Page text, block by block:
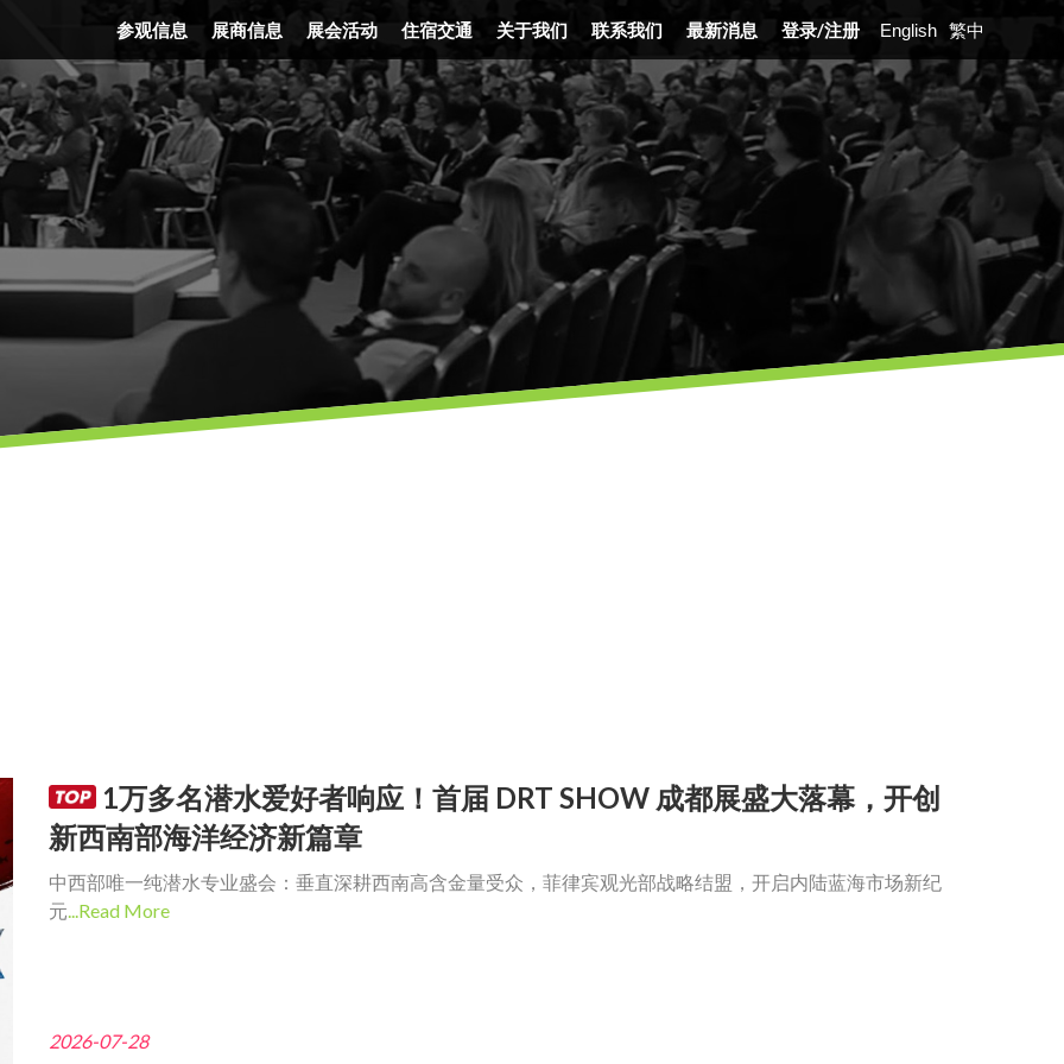
参观信息
门票信息
时间地点
交通信息
展商信息
展会平面图
FAQ
报名参展
展会优势
展会活动
精彩活动
展会讲者
节目表
住宿交通
住宿信息
交通信息
关于我们
发展沿革
企业介绍
联系我们 最新消息 登录/注册 English 繁中
1万多名潜水爱好者响应！首届 DRT SHOW 成都展盛大落幕，开创
新西南部海洋经济新篇章
中西部唯一纯潜水专业盛会：垂直深耕西南高含金量受众，菲律宾观光部战略结盟，开启内陆蓝海市场新纪
元 ...Read More
2026-07-28